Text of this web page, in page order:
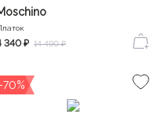
340 ₽ 14 490 ₽
-70%